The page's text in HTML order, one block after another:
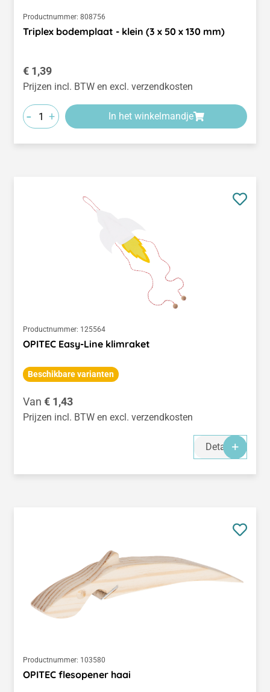
Productnummer: 808756
Triplex bodemplaat - klein (3 x 50 x 130 mm)
Normale prijs:
€ 1,39
Prijzen incl. BTW en excl. verzendkosten
- + In het winkelmandje
Productnummer: 125564
OPITEC Easy-Line klimraket
Beschikbare varianten
Normale prijs:
Van € 1,43
Prijzen incl. BTW en excl. verzendkosten
Details
Productnummer: 103580
OPITEC flesopener haai